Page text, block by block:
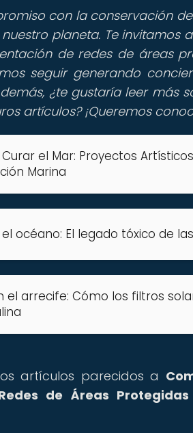
con la conservación
planeta. Te invitamos
de redes de áreas
seguir generando
¿te gustaría leer más
artículos? ¡Queremos
Curar el Mar: Proyectos
Marina
océano: El legado tóxico de
el arrecife: Cómo los filtros
artículos parecidos a
de Áreas Protegidas